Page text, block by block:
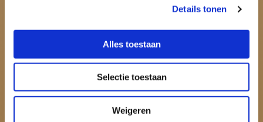
Details tonen
Alles toestaan
Selectie toestaan
Weigeren